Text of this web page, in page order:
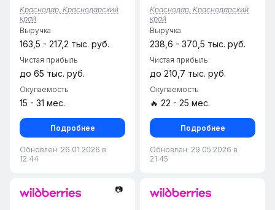
округ)!Предлагается
полностью готовый,
стабильно
функционирующий бизнес-
объект в одной из самых
востребов...
Краснодар, Краснодарский
край
Выручка
163,5 - 217,2 тыс. руб.
Чистая прибыль
до 65 тыс. руб.
Окупаемость
15 - 31 мес.
Подробнее
Обновлен: 26.01.2026 в
12:44
высоким трафиком.• Срок
работы: 1,5 года (стабильный
прибыльный актив).•
Собственник: Те...
Краснодар, Краснодарский
край
Выручка
238,6 - 370,5 тыс. руб.
Чистая прибыль
до 210,7 тыс. руб.
Окупаемость
🔥 22 - 25 мес.
Подробнее
Обновлен: 29.05.2026 в
21:45
📷